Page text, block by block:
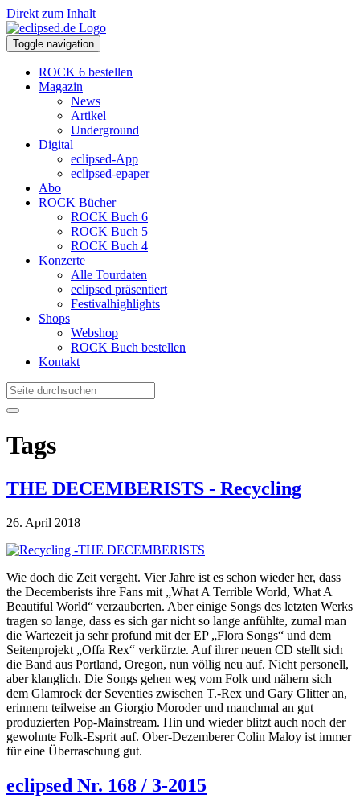
Direkt zum Inhalt
Toggle navigation
ROCK 6 bestellen
Magazin
News
Artikel
Underground
Digital
eclipsed-App
eclipsed-epaper
Abo
ROCK Bücher
ROCK Buch 6
ROCK Buch 5
ROCK Buch 4
Konzerte
Alle Tourdaten
eclipsed präsentiert
Festivalhighlights
Shops
Webshop
ROCK Buch bestellen
Kontakt
Tags
THE DECEMBERISTS - Recycling
26. April 2018
Wie doch die Zeit vergeht. Vier Jahre ist es schon wieder her, dass
the Decemberists ihre Fans mit „What A Terrible World, What A
Beautiful World“ verzauberten. Aber einige Songs des letzten Werks
tragen so lange, dass es sich gar nicht so lange anfühlte, zumal man
die Wartezeit ja sehr profund mit der EP „Flora Songs“ und dem
Seitenprojekt „Offa Rex“ verkürzte. Auf ihrer neuen CD stellt sich
die Band aus Portland, Oregon, nun völlig neu auf. Nicht personell,
aber klanglich. Die Songs gehen weg vom Folk und nähern sich
dem Glamrock der Seventies zwischen T.-Rex und Gary Glitter an,
erinnern teilweise an Giorgio Moroder und manchmal an gut
produzierten Pop-Mainstream. Hin und wieder blitzt auch noch der
gewohnte Folk-Esprit auf. Ober-Dezemberer Colin Maloy ist immer
für eine Überraschung gut.
eclipsed Nr. 168 / 3-2015